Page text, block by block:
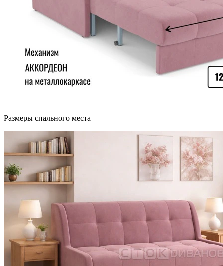
Размеры спального места